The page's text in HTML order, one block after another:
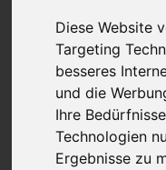
Diese Website
Targeting
besseres
und die
Ihre
Technologien
Ergebnisse zu
Daten